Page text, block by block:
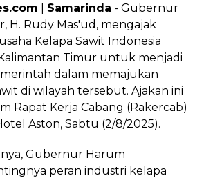
Samarinda - Gubernur
H. Rudy Mas'ud, mengajak
Kelapa Sawit Indonesia
Timur untuk menjadi
dalam memajukan
di wilayah tersebut. Ajakan ini
Rapat Kerja Cabang (Rakercab)
Aston, Sabtu (2/8/2025).
Gubernur Harum
peran industri kelapa